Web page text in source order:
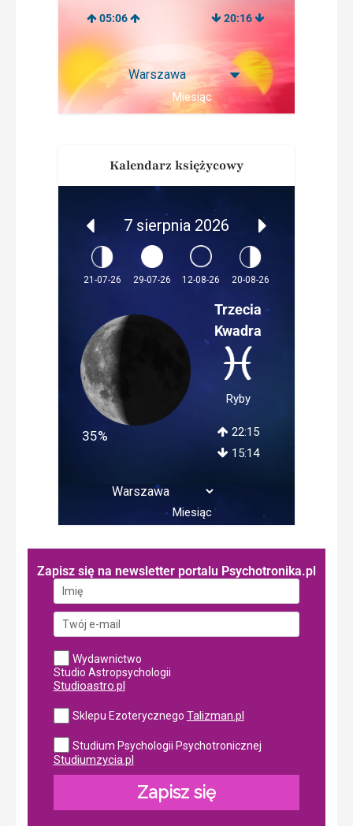
05:06 20:16
Miesiąc
Kalendarz księżycowy
7 sierpnia 2026
21-07-26 29-07-26 12-08-26 20-08-26
35%
Trzecia
Kwadra
Ryby
22:15
15:14
Miesiąc
Zapisz się na newsletter portalu Psychotronika.pl
Wydawnictwo
Studio Astropsychologii
Studioastro.pl
Sklepu Ezoterycznego Talizman.pl
Studium Psychologii Psychotronicznej
Studiumzycia.pl
Zapisz się